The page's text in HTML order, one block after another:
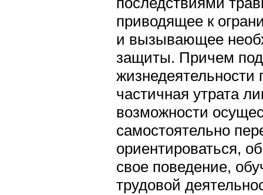
приводящее к
и вызывающее
защиты. Причем
жизнедеятельности
частичная утрата
возможности
самостоятельно
ориентироваться,
свое поведение,
трудовой